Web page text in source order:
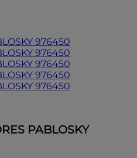
PABLOSKY